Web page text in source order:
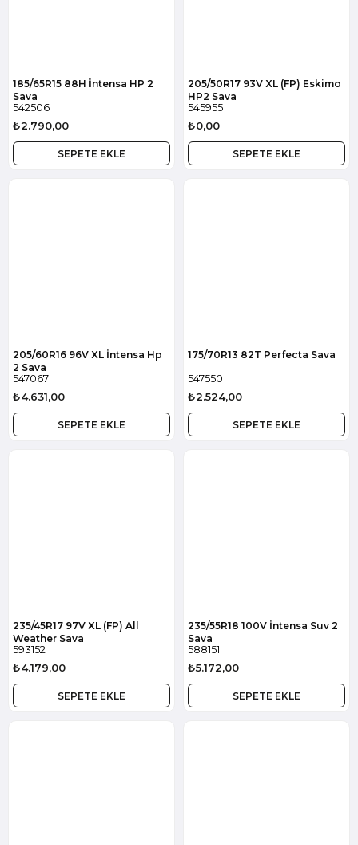
185/65R15 88H İntensa HP 2
Sava
542506
₺2.790,00
SEPETE EKLE
205/50R17 93V XL (FP) Eskimo
HP2 Sava
545955
₺0,00
SEPETE EKLE
205/60R16 96V XL İntensa Hp
2 Sava
547067
₺4.631,00
SEPETE EKLE
175/70R13 82T Perfecta Sava
547550
₺2.524,00
SEPETE EKLE
235/45R17 97V XL (FP) All
Weather Sava
593152
₺4.179,00
SEPETE EKLE
235/55R18 100V İntensa Suv 2
Sava
588151
₺5.172,00
SEPETE EKLE